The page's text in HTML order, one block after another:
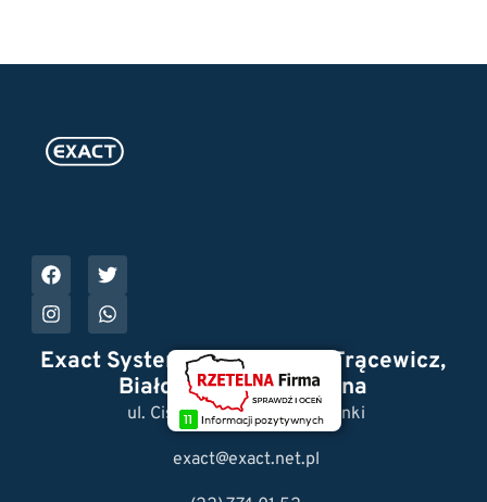
Exact Systemy Reklamowe Trącewicz,
Białowąs Spółka Jawna
ul. Cisowa 3, 05-092 Łomianki
exact@exact.net.pl